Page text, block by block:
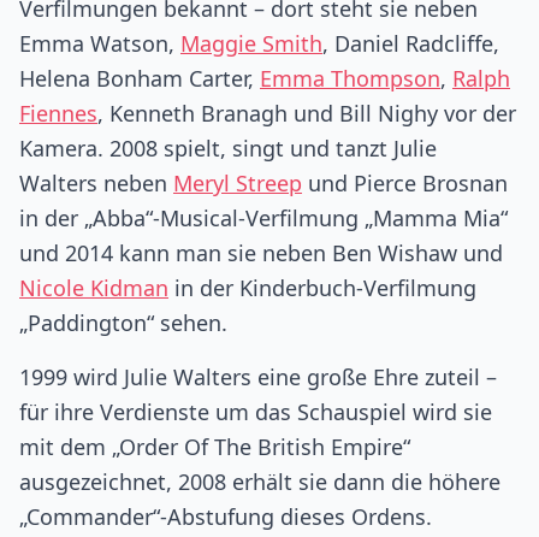
Verfilmungen bekannt – dort steht sie neben
Emma Watson, Maggie Smith, Daniel Radcliffe,
Helena Bonham Carter, Emma Thompson, Ralph
Fiennes, Kenneth Branagh und Bill Nighy vor der
Kamera. 2008 spielt, singt und tanzt Julie
Walters neben Meryl Streep und Pierce Brosnan
in der „Abba“-Musical-Verfilmung „Mamma Mia“
und 2014 kann man sie neben Ben Wishaw und
Nicole Kidman in der Kinderbuch-Verfilmung
„Paddington“ sehen.
1999 wird Julie Walters eine große Ehre zuteil –
für ihre Verdienste um das Schauspiel wird sie
mit dem „Order Of The British Empire“
ausgezeichnet, 2008 erhält sie dann die höhere
„Commander“-Abstufung dieses Ordens.